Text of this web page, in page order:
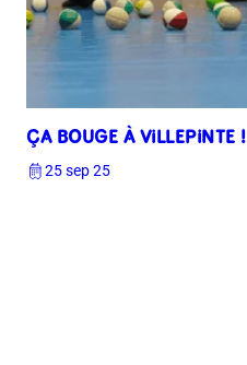
ÇA BOUGE À VILLEPINTE !
25 sep 25